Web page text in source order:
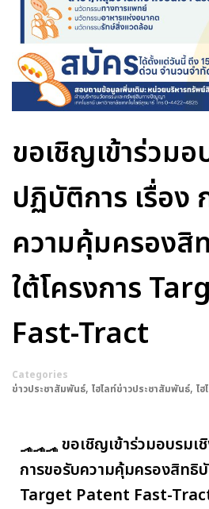
ขอเชิญเข้าร่วมอ
ปฏิบัติการ เรื่อง
ความคุ้มครองสิ
ใต้โครงการ
Fast-Tract
Categories
ข่าวประชาสัมพันธ์, ไฮไลท์ข่าวประชาสัมพันธ์, ไ
ขอเชิญเข้าร่วมอบรมเ
การขอรับความคุ้มครองสิทธิ
Target Patent Fast-